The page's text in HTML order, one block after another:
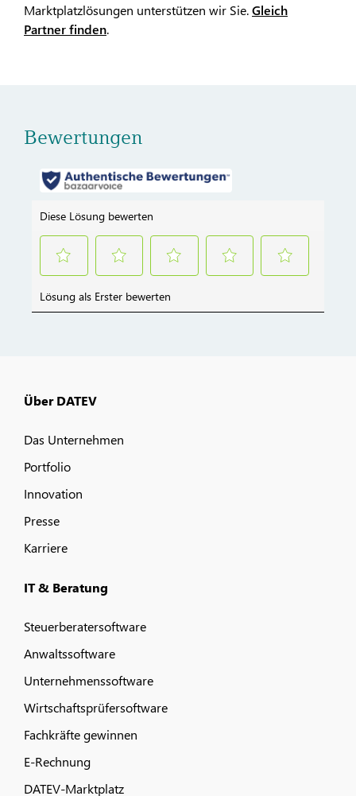
Marktplatzlösungen unterstützen wir Sie.Gleich
Partner finden.
Bewertungen
Über DATEV
Das Unternehmen
Portfolio
Innovation
Presse
Karriere
IT & Beratung
Steuerberatersoftware
Anwaltssoftware
Unternehmenssoftware
Wirtschaftsprüfersoftware
Fachkräfte gewinnen
E-Rechnung
DATEV-Marktplatz